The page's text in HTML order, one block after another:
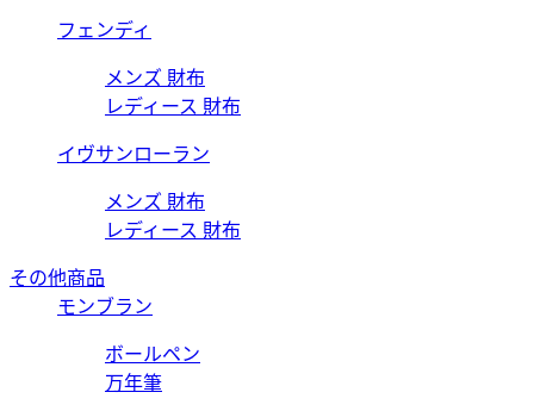
フェンディ
メンズ 財布
レディース 財布
イヴサンローラン
メンズ 財布
レディース 財布
その他商品
モンブラン
ボールペン
万年筆